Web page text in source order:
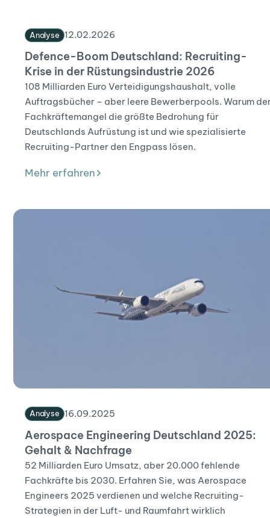
Analyse 12.02.2026
Defence-Boom Deutschland: Recruiting-
Krise in der Rüstungsindustrie 2026
108 Milliarden Euro Verteidigungshaushalt, volle
Auftragsbücher – aber leere Bewerberpools. Warum
Fachkräftemangel die größte Bedrohung für
Deutschlands Aufrüstung ist und wie spezialisierte
Recruiting-Partner den Engpass lösen.
Mehr erfahren
Analyse 16.09.2025
Aerospace Engineering Deutschland 2025:
Gehalt & Nachfrage
52 Milliarden Euro Umsatz, aber 20.000 fehlende
Fachkräfte bis 2030. Erfahren Sie, was Aerospace
Engineers 2025 verdienen und welche Recruiting-
Strategien in der Luft- und Raumfahrt wirklich